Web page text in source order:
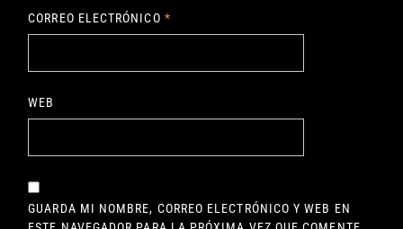
CORREO ELECTRÓNICO *
WEB
GUARDA MI NOMBRE, CORREO ELECTRÓNICO Y WEB EN